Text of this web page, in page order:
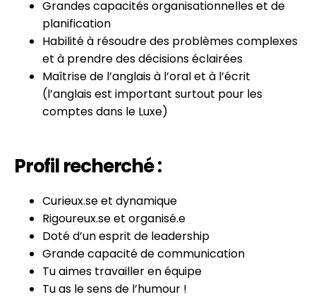
Grandes capacités organisationnelles et de
planification
Habilité à résoudre des problèmes complexes
et à prendre des décisions éclairées
Maîtrise de l’anglais à l’oral et à l’écrit
(l’anglais est important surtout pour les
comptes dans le Luxe)
Profil recherché :
Curieux.se et dynamique
Rigoureux.se et organisé.e
Doté d’un esprit de leadership
Grande capacité de communication
Tu aimes travailler en équipe
Tu as le sens de l’humour !